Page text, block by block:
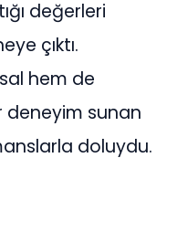
değerleri
çıktı.
hem de
deneyim sunan
doluydu.